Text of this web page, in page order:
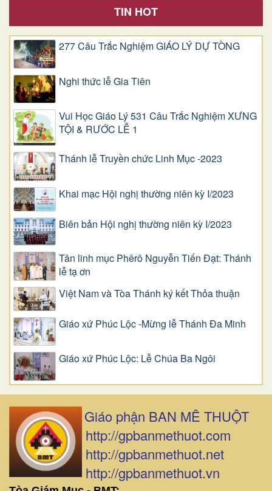
TIN HOT
277 Câu Trắc Nghiệm GIÁO LÝ DỰ TÒNG
Nghi thức lễ Gia Tiên
Vui Học Giáo Lý 531 Câu Trắc Nghiệm XƯNG
TỘI & RƯỚC LỄ 1
Thánh lễ Truyền chức Linh Mục -2023
Khai mạc Hội nghị thường niên kỳ I/2023
Biên bản Hội nghị thường niên kỳ I/2023
Tân linh mục Phêrô Nguyễn Tiến Đạt: Thánh
lễ tạ ơn
Việt Nam và Tòa Thánh ký kết Thỏa thuận
Giáo xứ Phúc Lộc -Mừng lễ Thánh Đa Minh
Giáo xứ Phúc Lộc: Lễ Chúa Ba Ngôi
Giáo phận BAN MÊ THUỘT
http://gpbanmethuot.com
http://gpbanmethuot.net
http://gpbanmethuot.vn